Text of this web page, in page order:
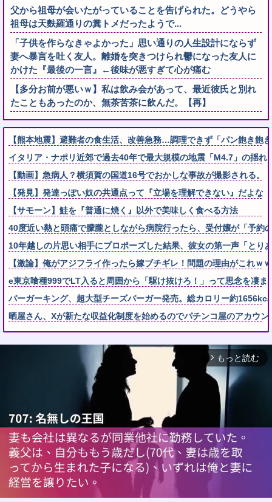
父から祖母が会いたがっていることを告げられた。どうやら
祖母は天麩羅通りの糞トメだったようで...
「子供を作らなきゃよかった」思い通りの人生設計にならず
妻へ暴言を吐く友人。離婚を突きつけられ鬱になった友人に
かけた『最後の一言』←後味が悪すぎて心が痛む
【多分お前が悪いｗ】私は飲み会があって、最近彼氏と別れ
たこともあったのか、無茶苦茶に飲んだ。【再】
【熊本地震】避難者の食生活、改善急務…調理できず「パン飽き飽
イタリア・ナポリ近郊で過去40年で最大規模の地震「M4.7」の揺れ
【動画】急病人？横須賀の国道16号でおかしな事故が撮影される。
【発見】発達っぽい奴の共通点って『立場を理解できない』だよな
【サモーン】鮭を『普通に焼く』以外で美味しく食べる方法
40度近い熱と頭痛で朦朧としながら病院行ったら、受付嬢が「予
10年越しの片思い相手にプロポーズした結果、彼女の第一声「と
【激論】俺がアジフライ作ったら嫁ブチギレ！問題の理由がこれｗ
e東京喰種999でLT入ると周囲から「駆け抜けろ！」って思念を凄
バーガーキング、超大型チーズバーガー発売。総カロリー約
晒屋さん、Xが新たな収益化制度を始めるのでパチンコ屋のアカウ
arrow_forward_ios もっと読む